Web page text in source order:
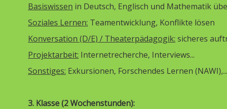
Basiswissen in Deutsch, Englisch und Mathematik
Soziales Lernen: Teamentwicklung, Konflikte lösen
Konversation (D/E) / Theaterpädagogik: sicheres
Projektarbeit: Internetrecherche, Interviews...
Sonstiges: Exkursionen, Forschendes Lernen (NAWI),...
3. Klasse (2 Wochenstunden):